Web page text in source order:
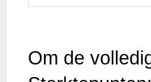
Om de